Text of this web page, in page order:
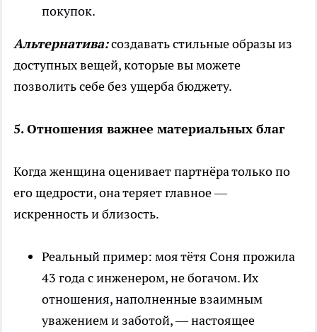
покупок.
Альтернатива:создавать стильные образы из
доступных вещей, которые вы можете
позволить себе без ущерба бюджету.
5. Отношения важнее материальных благ
Когда женщина оценивает партнёра только по
его щедрости, она теряет главное —
искренность и близость.
Реальный пример: моя тётя Соня прожила
43 года с инженером, не богачом. Их
отношения, наполненные взаимным
уважением и заботой, — настоящее